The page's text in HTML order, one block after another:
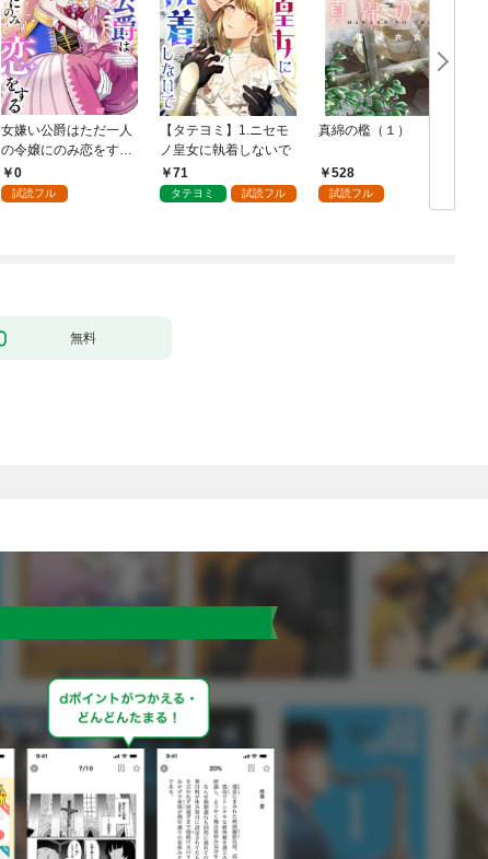
女嫌い公爵はただ一人
の令嬢にのみ恋をする
（分冊版）第１話
0
試読フル
【タテヨミ】1.ニセモ
ノ皇女に執着しないで
71
タテヨミ 試読フル
真綿の檻（１）
528
試読フル
無料